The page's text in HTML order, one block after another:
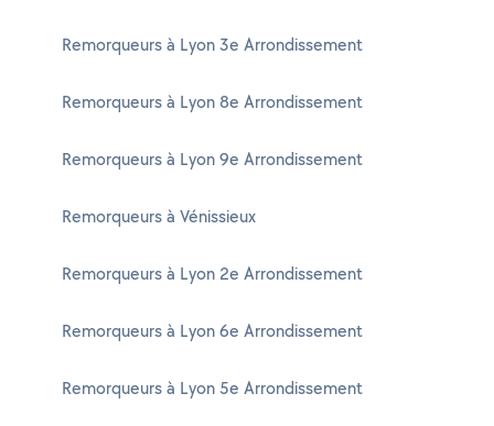
Remorqueurs à Lyon 3e Arrondissement
Remorqueurs à Lyon 8e Arrondissement
Remorqueurs à Lyon 9e Arrondissement
Remorqueurs à Vénissieux
Remorqueurs à Lyon 2e Arrondissement
Remorqueurs à Lyon 6e Arrondissement
Remorqueurs à Lyon 5e Arrondissement